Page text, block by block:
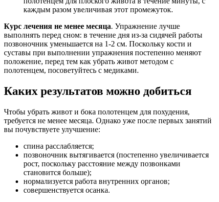
каждым разом увеличивая этот промежуток.
Курс лечения не менее месяца. Упражнение лучше
выполнять перед сном: в течение дня из-за сидячей работы
позвоночник уменьшается на 1-2 см. Поскольку кости и
суставы при выполнении упражнения постепенно меняют
положение, перед тем как убрать живот методом с
полотенцем, посоветуйтесь с медиками.
Каких результатов можно добиться
Чтобы убрать живот и бока полотенцем для похудения,
требуется не менее месяца. Однако уже после первых занятий
вы почувствуете улучшение:
спина расслабляется;
позвоночник вытягивается (постепенно увеличивается
рост, поскольку расстояние между позвонками
становится больше);
нормализуется работа внутренних органов;
совершенствуется осанка.